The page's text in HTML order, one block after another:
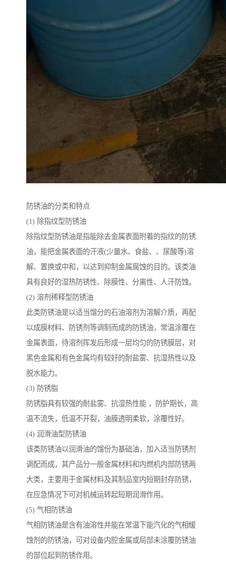
防锈油的分类和特点
(1) 除指纹型防锈油
除指纹型防锈油是指能除去金属表面附着的指纹的防锈
油，能把金属表面的汗液(少量水、食盐、、尿酸等)溶
解、置换或中和，以达到抑制金属腐蚀的目的。该类油
具有良好的湿热防锈性、除膜性、分离性、人汗防蚀。
(2) 溶剂稀释型防锈油
此类防锈油是以适当馏分的石油溶剂为溶解介质，再配
以成膜材料、防锈剂等调制而成的防锈油，常温涂覆在
金属表面，待溶剂挥发后形成一层均匀的防锈膜层，对
黑色金属和有色金属均有较好的耐盐雾、抗湿热性以及
脱水能力。
(3) 防锈脂
防锈脂具有较强的耐盐雾、抗湿热性能 ，防护期长，高
温不流失，低温不开裂，油膜透明柔软，涂覆性好。
(4) 润滑油型防锈油
该类防锈油以润滑油的馏份为基础油，加入适当防锈剂
调配而成，其产品分一般金属材料和内燃机内部防锈两
大类，主要用于金属材料及其制品室内短期封存防锈，
在应急情况下可对机械运转起短期润滑作用。
(5) 气相防锈油
气相防锈油是含有油溶性并能在常温下能汽化的气相缓
蚀剂的防锈油，可对设备内腔金属或局部未涂覆防锈油
的部位起到防锈作用。